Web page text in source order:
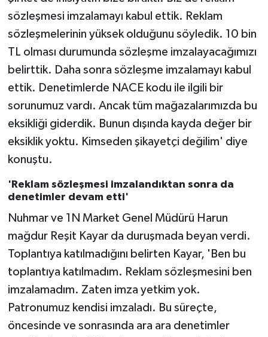
sözleşmesi imzalamayı kabul ettik. Reklam
sözleşmelerinin yüksek olduğunu söyledik. 10 bin
TL olması durumunda sözleşme imzalayacağımızı
belirttik. Daha sonra sözleşme imzalamayı kabul
ettik. Denetimlerde NACE kodu ile ilgili bir
sorunumuz vardı. Ancak tüm mağazalarımızda bu
eksikliği giderdik. Bunun dışında kayda değer bir
eksiklik yoktu. Kimseden şikayetçi değilim' diye
konuştu.
'Reklam sözleşmesi imzalandıktan sonra da
denetimler devam etti'
Nuhmar ve 1N Market Genel Müdürü Harun
mağdur Reşit Kayar da duruşmada beyan verdi.
Toplantıya katılmadığını belirten Kayar, 'Ben bu
toplantıya katılmadım. Reklam sözleşmesini ben
imzalamadım. Zaten imza yetkim yok.
Patronumuz kendisi imzaladı. Bu süreçte,
öncesinde ve sonrasında ara ara denetimler